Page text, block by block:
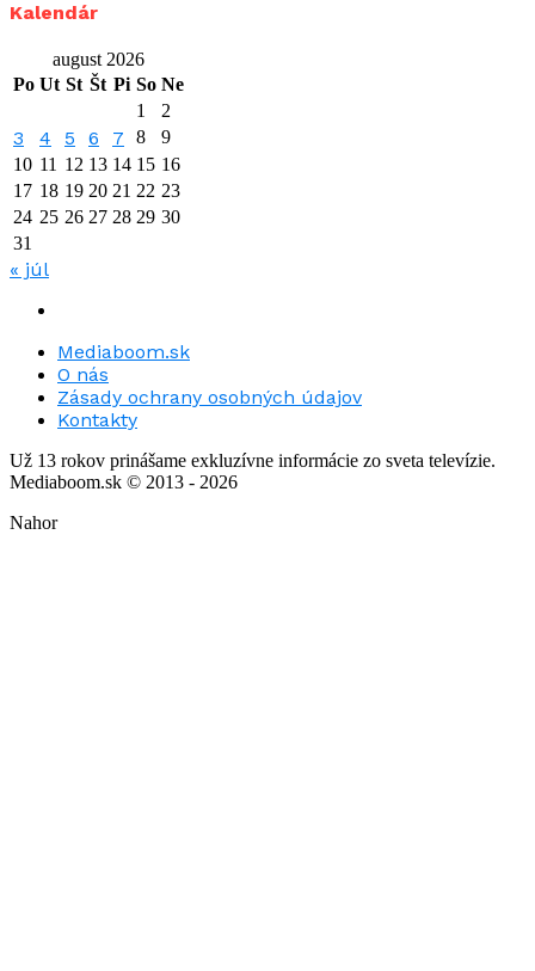
Kalendár
august 2026
Po Ut St Št Pi So Ne
1
2
3 4 5 6 7 8
9
10 11 12 13 14 15 16
17 18 19 20 21 22 23
24 25 26 27 28 29 30
31
« júl
Mediaboom.sk
O nás
Zásady ochrany osobných údajov
Kontakty
Už 13 rokov prinášame exkluzívne informácie zo sveta televízie.
Mediaboom.sk © 2013 - 2026
Nahor